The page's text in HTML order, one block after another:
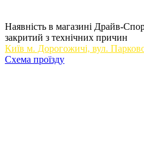
Наявність в магазині Драйв-
закритий з технічних причин
Київ м. Дорогожичi, вул.
Схема проїзду